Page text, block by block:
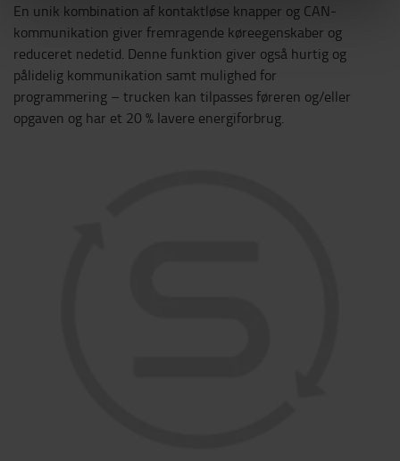
En unik kombination af kontaktløse knapper og CAN-
kommunikation giver fremragende køreegenskaber og
reduceret nedetid. Denne funktion giver også hurtig og
pålidelig kommunikation samt mulighed for
programmering – trucken kan tilpasses føreren og/eller
opgaven og har et 20 % lavere energiforbrug.